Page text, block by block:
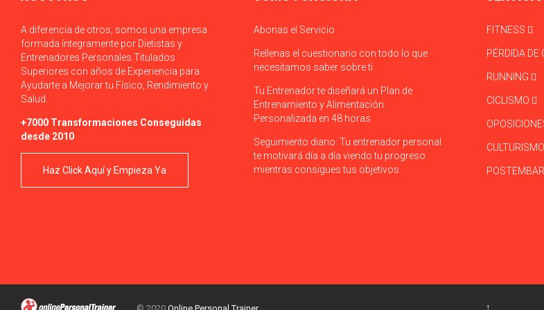
A diferencia de otros, somos una empresa
formada íntegramente por Dietistas y
Entrenadores Personales Titulados
Superiores con años de Experiencia para
Ayudarte a Mejorar tu Físico, Rendimiento y
Salud.
+7000 Transformaciones Conseguidas
desde 2010
Haz Click Aquí y Empieza Ya
Abonas el Servicio
Rellenas el cuestionario con todo lo que
necesitamos saber sobre ti
Tu Entrenador te diseñará un Plan de
Entrenamiento y Alimentación
Personalizada en 48 horas
Seguimiento diario: Tu entrenador personal
te motivará día a día viendo tu progreso
mientras consigues tus objetivos.
FITNESS
PÉRDIDA DE
RUNNING
CICLISMO
CULTURISMO
↑